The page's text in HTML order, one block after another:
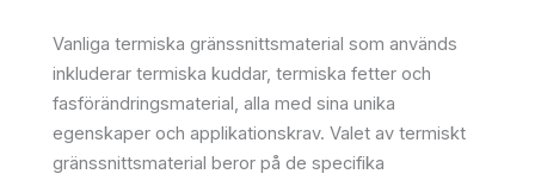
Vanliga termiska gränssnittsmaterial som används
inkluderar termiska kuddar, termiska fetter och
fasförändringsmaterial, alla med sina unika
egenskaper och applikationskrav. Valet av termiskt
gränssnittsmaterial beror på de specifika